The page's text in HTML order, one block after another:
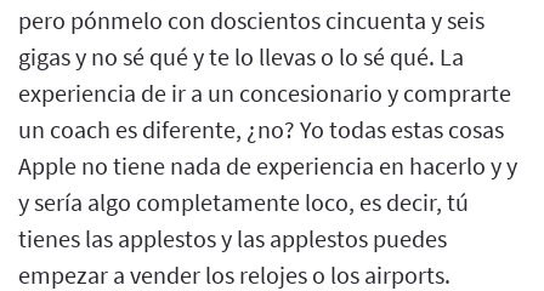
pero pónmelo con doscientos cincuenta y seis
gigas y no sé qué y te lo llevas o lo sé qué. La
experiencia de ir a un concesionario y comprarte
un coach es diferente, ¿no? Yo todas estas cosas
Apple no tiene nada de experiencia en hacerlo y y
y sería algo completamente loco, es decir, tú
tienes las applestos y las applestos puedes
empezar a vender los relojes o los airports.